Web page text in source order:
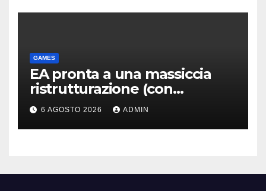
GAMES
EA pronta a una massiccia
ristrutturazione (con
licenziamenti) dopo l’addio
alla Borsa?
6 AGOSTO 2026 ADMIN